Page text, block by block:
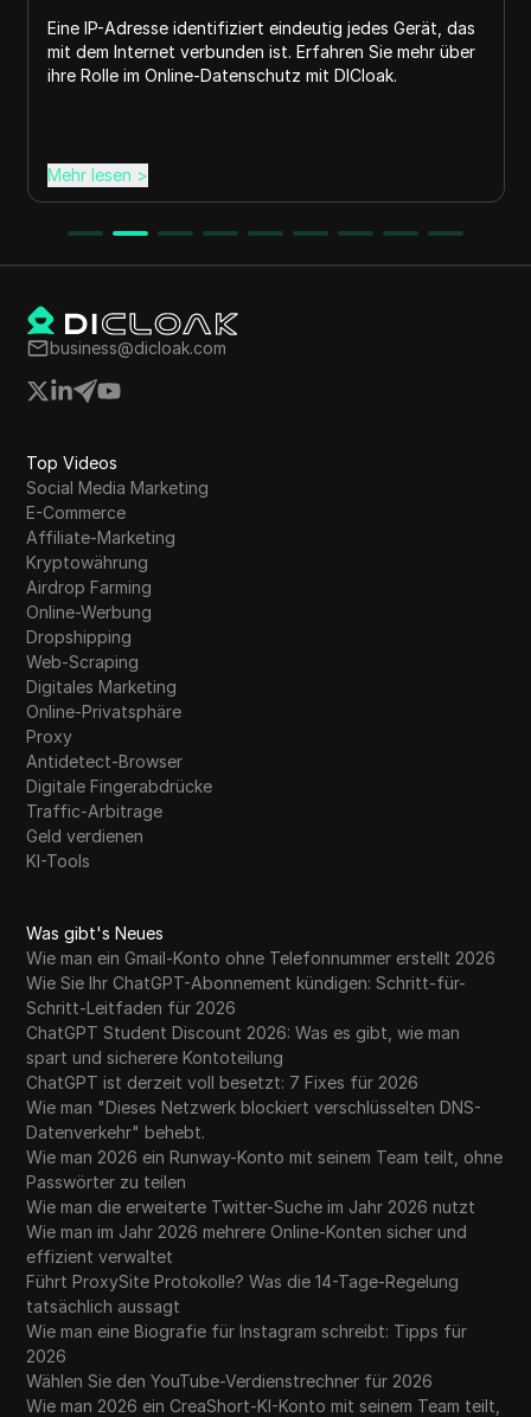
Eine IP-Adresse identifiziert eindeutig jedes Gerät, das
mit dem Internet verbunden ist. Erfahren Sie mehr über
ihre Rolle im Online-Datenschutz mit DICloak.
Mehr lesen >
business@dicloak.com
Top Videos
Social Media Marketing
E-Commerce
Affiliate-Marketing
Kryptowährung
Airdrop Farming
Online-Werbung
Dropshipping
Web-Scraping
Digitales Marketing
Online-Privatsphäre
Proxy
Antidetect-Browser
Digitale Fingerabdrücke
Traffic-Arbitrage
Geld verdienen
KI-Tools
Was gibt's Neues
Wie man ein Gmail-Konto ohne Telefonnummer erstellt 2026
Wie Sie Ihr ChatGPT-Abonnement kündigen: Schritt-für-
Schritt-Leitfaden für 2026
ChatGPT Student Discount 2026: Was es gibt, wie man
spart und sicherere Kontoteilung
ChatGPT ist derzeit voll besetzt: 7 Fixes für 2026
Wie man "Dieses Netzwerk blockiert verschlüsselten DNS-
Datenverkehr" behebt.
Wie man 2026 ein Runway-Konto mit seinem Team teilt, ohne
Passwörter zu teilen
Wie man die erweiterte Twitter-Suche im Jahr 2026 nutzt
Wie man im Jahr 2026 mehrere Online-Konten sicher und
effizient verwaltet
Führt ProxySite Protokolle? Was die 14-Tage-Regelung
tatsächlich aussagt
Wie man eine Biografie für Instagram schreibt: Tipps für
2026
Wählen Sie den YouTube-Verdienstrechner für 2026
Wie man 2026 ein CreaShort-KI-Konto mit seinem Team teilt,